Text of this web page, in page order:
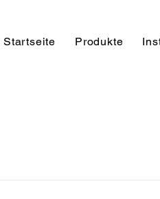
Startseite Produkte